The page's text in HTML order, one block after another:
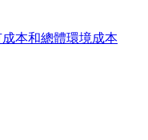
本和總體環境成本